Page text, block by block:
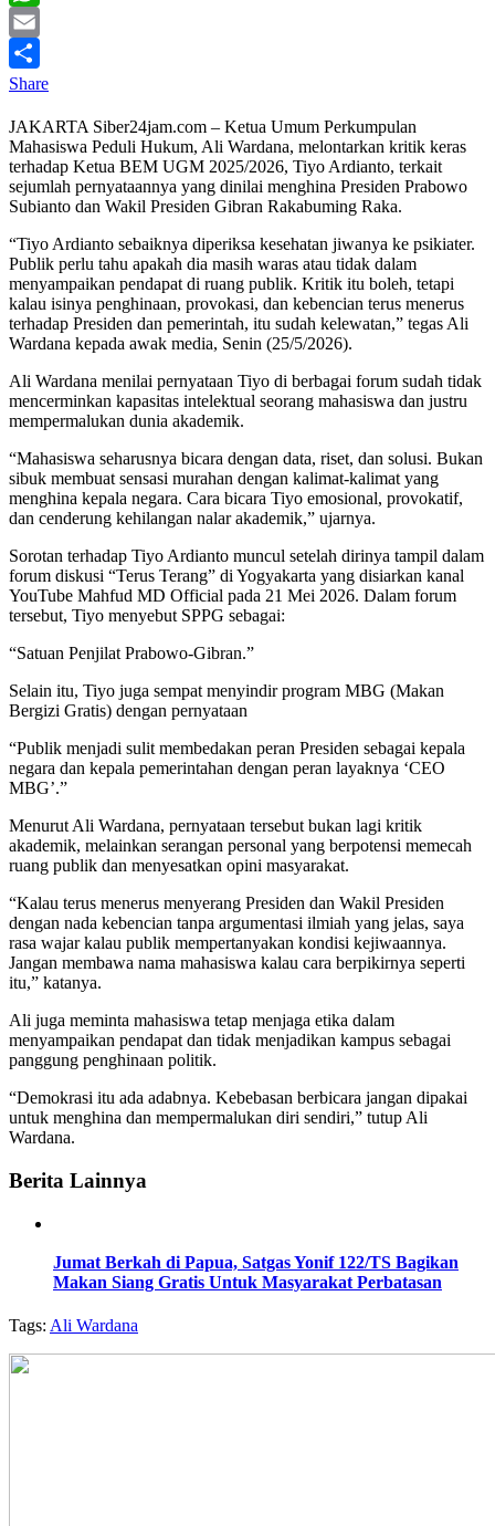
WhatsApp
Email
Share
JAKARTA Siber24jam.com – Ketua Umum Perkumpulan
Mahasiswa Peduli Hukum, Ali Wardana, melontarkan kritik keras
terhadap Ketua BEM UGM 2025/2026, Tiyo Ardianto, terkait
sejumlah pernyataannya yang dinilai menghina Presiden Prabowo
Subianto dan Wakil Presiden Gibran Rakabuming Raka.
“Tiyo Ardianto sebaiknya diperiksa kesehatan jiwanya ke psikiater.
Publik perlu tahu apakah dia masih waras atau tidak dalam
menyampaikan pendapat di ruang publik. Kritik itu boleh, tetapi
kalau isinya penghinaan, provokasi, dan kebencian terus menerus
terhadap Presiden dan pemerintah, itu sudah kelewatan,” tegas Ali
Wardana kepada awak media, Senin (25/5/2026).
Ali Wardana menilai pernyataan Tiyo di berbagai forum sudah tidak
mencerminkan kapasitas intelektual seorang mahasiswa dan justru
mempermalukan dunia akademik.
“Mahasiswa seharusnya bicara dengan data, riset, dan solusi. Bukan
sibuk membuat sensasi murahan dengan kalimat-kalimat yang
menghina kepala negara. Cara bicara Tiyo emosional, provokatif,
dan cenderung kehilangan nalar akademik,” ujarnya.
Sorotan terhadap Tiyo Ardianto muncul setelah dirinya tampil dalam
forum diskusi “Terus Terang” di Yogyakarta yang disiarkan kanal
YouTube Mahfud MD Official pada 21 Mei 2026. Dalam forum
tersebut, Tiyo menyebut SPPG sebagai:
“Satuan Penjilat Prabowo-Gibran.”
Selain itu, Tiyo juga sempat menyindir program MBG (Makan
Bergizi Gratis) dengan pernyataan
“Publik menjadi sulit membedakan peran Presiden sebagai kepala
negara dan kepala pemerintahan dengan peran layaknya ‘CEO
MBG’.”
Menurut Ali Wardana, pernyataan tersebut bukan lagi kritik
akademik, melainkan serangan personal yang berpotensi memecah
ruang publik dan menyesatkan opini masyarakat.
“Kalau terus menerus menyerang Presiden dan Wakil Presiden
dengan nada kebencian tanpa argumentasi ilmiah yang jelas, saya
rasa wajar kalau publik mempertanyakan kondisi kejiwaannya.
Jangan membawa nama mahasiswa kalau cara berpikirnya seperti
itu,” katanya.
Ali juga meminta mahasiswa tetap menjaga etika dalam
menyampaikan pendapat dan tidak menjadikan kampus sebagai
panggung penghinaan politik.
“Demokrasi itu ada adabnya. Kebebasan berbicara jangan dipakai
untuk menghina dan mempermalukan diri sendiri,” tutup Ali
Wardana.
Berita Lainnya
Jumat Berkah di Papua, Satgas Yonif 122/TS Bagikan
Makan Siang Gratis Untuk Masyarakat Perbatasan
Tags: Ali Wardana